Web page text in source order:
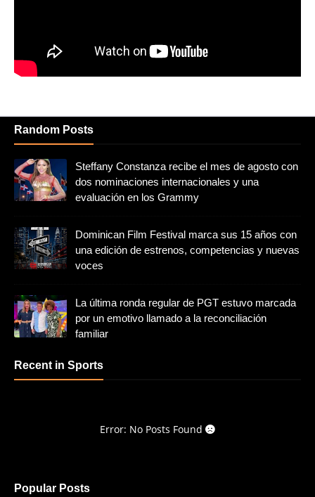
Random Posts
Steffany Constanza recibe el mes de agosto con
dos nominaciones internacionales y una
evaluación en los Grammy
Dominican Film Festival marca sus 15 años con
una edición de estrenos, competencias y nuevas
voces
La última ronda regular de PGT estuvo marcada
por un emotivo llamado a la reconciliación
familiar
Recent in Sports
Error: No Posts Found
Popular Posts